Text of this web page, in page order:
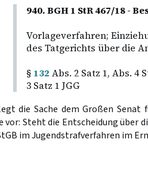
940. BGH 1 StR 467/18 -
Vorlageverfahren;
des Tatgerichts über die
§ 132 Abs. 2 Satz 1, Abs. 4
3 Satz 1 JGG
die Sache dem Großen
vor: Steht die Entscheidung über
im Jugendstrafverfahren im